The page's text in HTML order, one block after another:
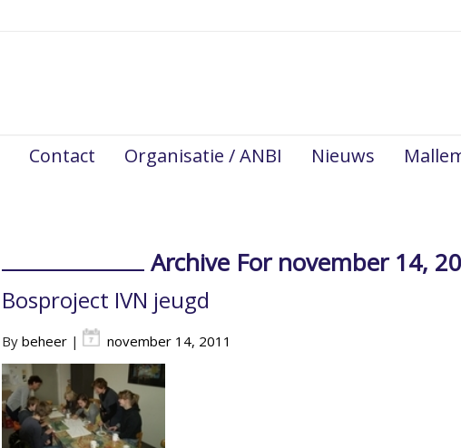
Contact Organisatie / ANBI Nieuws
Archive For november 14,
Bosproject IVN jeugd
By beheer| november 14, 2011